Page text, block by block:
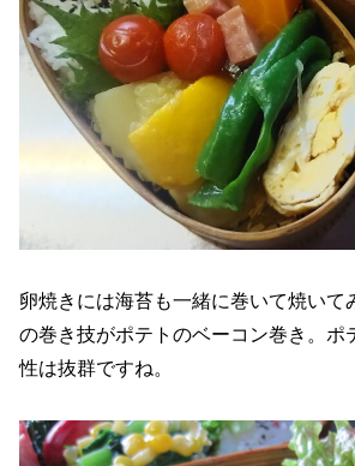
卵焼きには海苔も一緒に巻いて焼いて
の巻き技がポテトのベーコン巻き。ポ
性は抜群ですね。